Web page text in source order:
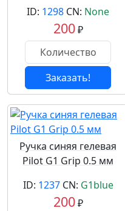
ID: 1298 CN: None
200₽
Заказать!
Ручка синяя гелевая
Pilot G1 Grip 0.5 мм
ID: 1237CN: G1blue
200₽